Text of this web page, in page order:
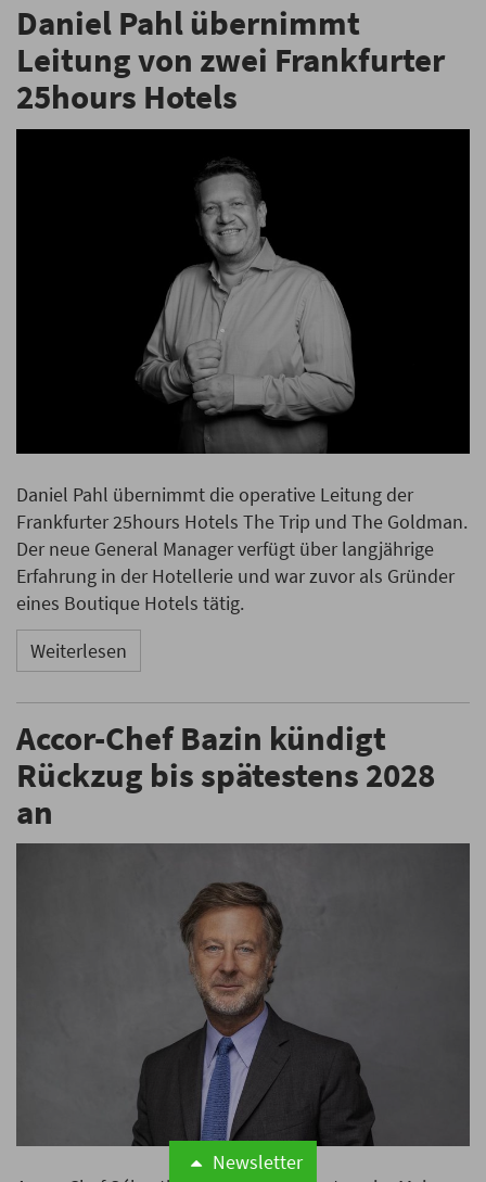
Daniel Pahl übernimmt
Leitung von zwei Frankfurter
25hours Hotels
Daniel Pahl übernimmt die operative Leitung der
Frankfurter 25hours Hotels The Trip und The Goldman.
Der neue General Manager verfügt über langjährige
Erfahrung in der Hotellerie und war zuvor als Gründer
eines Boutique Hotels tätig.
Weiterlesen
Accor-Chef Bazin kündigt
Rückzug bis spätestens 2028
an
Newsletter